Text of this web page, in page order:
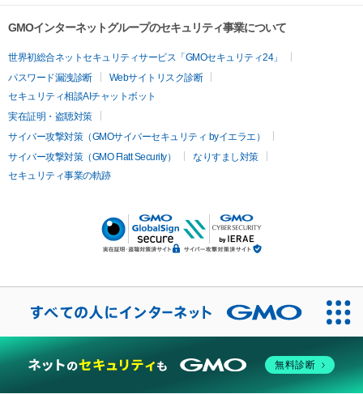
GMOインターネットグループのセキュリティ事業について
世界初総合ネットセキュリティサービス「GMOセキュリティ24」
パスワード漏洩診断
Webサイトリスク診断
セキュリティ相談AIチャットボット
実在証明・盗聴対策
サイバー攻撃対策（GMOサイバーセキュリティ byイエラエ）
サイバー攻撃対策（GMO Flatt Security）
なりすまし対策
セキュリティ事業の軌跡
無料診断